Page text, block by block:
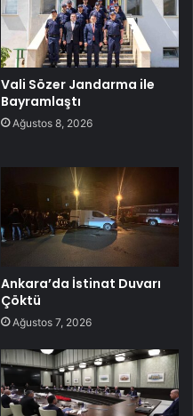
Vali Sözer Jandarma ile
Bayramlaştı
Ağustos 8, 2026
Ankara’da İstinat Duvarı
Çöktü
Ağustos 7, 2026